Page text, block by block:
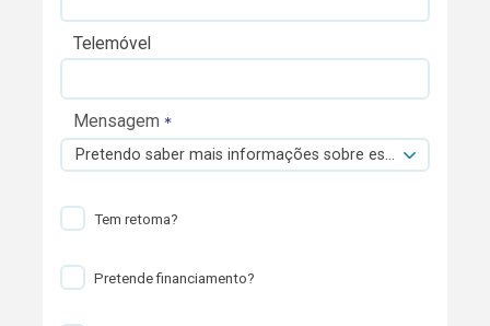
Telemóvel
Mensagem
Pretendo saber mais informações sobre esta viatura.
Tem retoma?
Pretende financiamento?